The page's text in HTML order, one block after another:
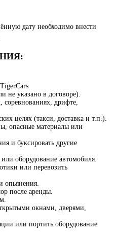
дату необходимо внести
не указано в договоре).
соревнованиях, дрифте,
целях (такси, доставка и т.п.).
опасные материалы или
и буксировать другие
оборудование автомобиля.
или перевозить
опьянения.
после аренды.
окнами, дверями,
или портить оборудование